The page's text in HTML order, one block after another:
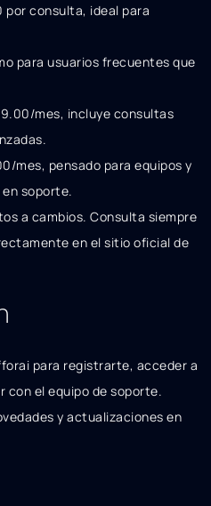
por consulta, ideal para
para usuarios frecuentes que
mes, incluye consultas
mes, pensado para equipos y
soporte.
a cambios. Consulta siempre
en el sitio oficial de
para registrarte, acceder a
el equipo de soporte.
y actualizaciones en